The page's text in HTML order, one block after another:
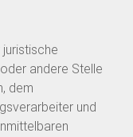
andere Stelle
dem
und